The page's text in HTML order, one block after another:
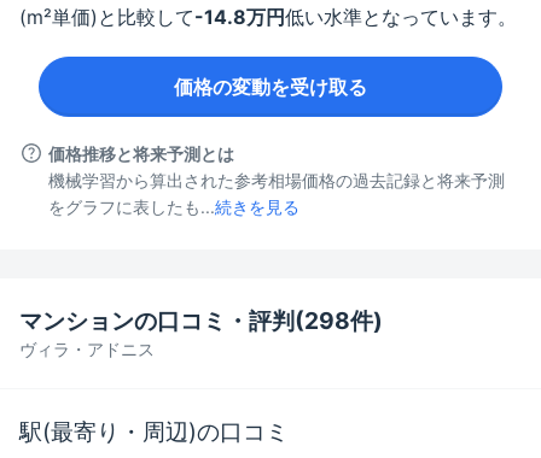
(m²単価)と比較して-14.8万円低い水準となっています。
価格の変動を受け取る
価格推移と将来予測とは
機械学習から算出された参考相場価格の過去記録と将来予測
をグラフに表したも...続きを見る
ヴィラ・アドニス
マンションの口コミ・評判(298件)
駅(最寄り・周辺)の口コミ